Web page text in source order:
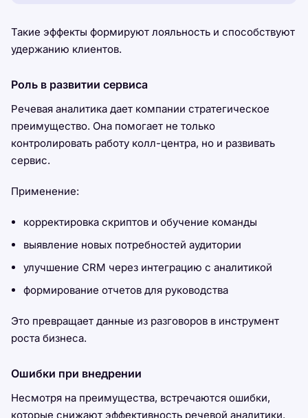
Такие эффекты формируют лояльность и способствуют
удержанию клиентов.
Роль в развитии сервиса
Речевая аналитика дает компании стратегическое
преимущество. Она помогает не только
контролировать работу колл-центра, но и развивать
сервис.
Применение:
корректировка скриптов и обучение команды
выявление новых потребностей аудитории
улучшение CRM через интеграцию с аналитикой
формирование отчетов для руководства
Это превращает данные из разговоров в инструмент
роста бизнеса.
Ошибки при внедрении
Несмотря на преимущества, встречаются ошибки,
которые снижают эффективность речевой аналитики.